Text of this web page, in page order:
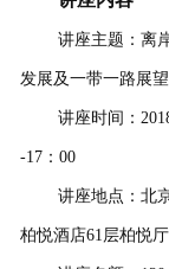
讲座主题：离
发展及一带一路展望
讲座时间：
-17：00
讲座地点：北
柏悦酒店61层柏悦